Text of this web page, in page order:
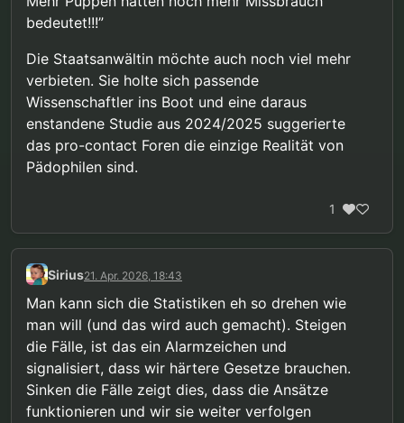
scheint es nicht groß anders auszusehen.
bedeutet!!!”
Die Staatsanwältin möchte auch noch viel mehr
verbieten. Sie holte sich passende
Wissenschaftler ins Boot und eine daraus
enstandene Studie aus 2024/2025 suggerierte
das pro-contact Foren die einzige Realität von
Pädophilen sind.
1
Sirius21. Apr. 2026, 18:43
Man kann sich die Statistiken eh so drehen wie
man will (und das wird auch gemacht). Steigen
die Fälle, ist das ein Alarmzeichen und
signalisiert, dass wir härtere Gesetze brauchen.
Sinken die Fälle zeigt dies, dass die Ansätze
funktionieren und wir sie weiter verfolgen